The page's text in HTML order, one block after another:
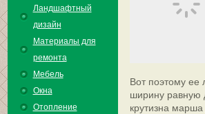
Ландшафтный
дизайн
Материалы для
ремонта
Мебель
Окна
Отопление
Вот поэтому ее
ширину равную
крутизна